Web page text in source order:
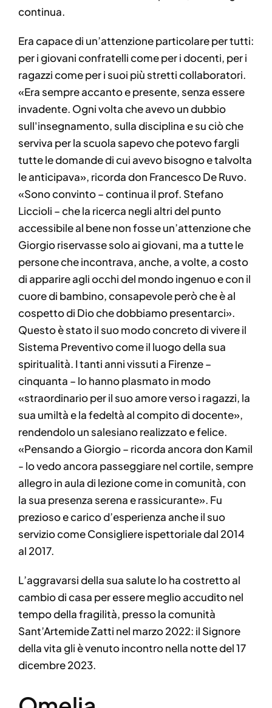
continua.
Era capace di un’attenzione particolare per tutti:
per i giovani confratelli come per i docenti, per i
ragazzi come per i suoi più stretti collaboratori.
«Era sempre accanto e presente, senza essere
invadente. Ogni volta che avevo un dubbio
sull'insegnamento, sulla disciplina e su ciò che
serviva per la scuola sapevo che potevo fargli
tutte le domande di cui avevo bisogno e talvolta
le anticipava», ricorda don Francesco De Ruvo.
«Sono convinto – continua il prof. Stefano
Liccioli – che la ricerca negli altri del punto
accessibile al bene non fosse un’attenzione che
Giorgio riservasse solo ai giovani, ma a tutte le
persone che incontrava, anche, a volte, a costo
di apparire agli occhi del mondo ingenuo e con il
cuore di bambino, consapevole però che è al
cospetto di Dio che dobbiamo presentarci».
Questo è stato il suo modo concreto di vivere il
Sistema Preventivo come il luogo della sua
spiritualità. I tanti anni vissuti a Firenze –
cinquanta – lo hanno plasmato in modo
«straordinario per il suo amore verso i ragazzi, la
sua umiltà e la fedeltà al compito di docente»,
rendendolo un salesiano realizzato e felice.
«Pensando a Giorgio – ricorda ancora don Kamil
- lo vedo ancora passeggiare nel cortile, sempre
allegro in aula di lezione come in comunità, con
la sua presenza serena e rassicurante». Fu
prezioso e carico d’esperienza anche il suo
servizio come Consigliere ispettoriale dal 2014
al 2017.
L’aggravarsi della sua salute lo ha costretto al
cambio di casa per essere meglio accudito nel
tempo della fragilità, presso la comunità
Sant’Artemide Zatti nel marzo 2022: il Signore
della vita gli è venuto incontro nella notte del 17
dicembre 2023.